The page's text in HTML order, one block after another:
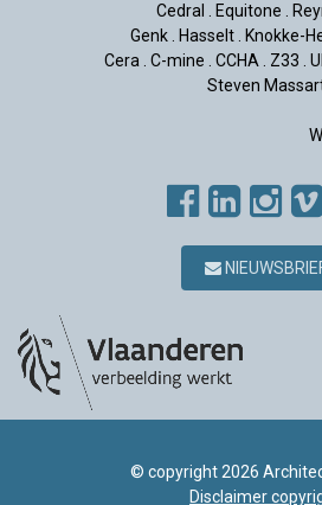
Cedral . Equitone .
Genk. Hasselt. Knokke-
Cera. C-mine . CCHA. Z33 .
Steven
© copyright 2026
Disclaimer